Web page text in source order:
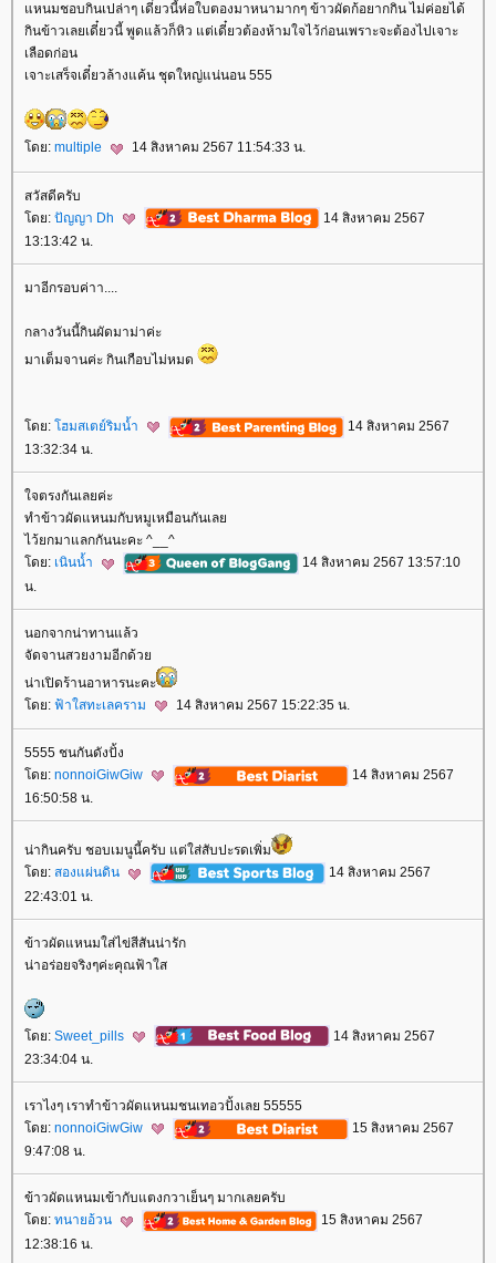
หนมชอบกินเปล่าๆ เดี๋ยวนี้ห่อใบตองมาหนามากๆ ข้าวผัดก้อยากกิน ไม่ค่อยได้
กินข้าวเลยเดี๋ยวนี้ พูดแล้วก็หิว แต่เดี๋ยวต้องห้ามใจไว้ก่อนเพราะจะต้องไปเจาะ
เลือดก่อน
เจาะเสร็จเดี๋ยวล้างแค้น ชุดใหญ่แน่นอน 555
ดย: multiple 14 สิงหาคม 2567 11:54:33 น.
สวัสดีครับ
ดย: ปัญญา Dh
14 สิงหาคม 2567
13:13:42 น.
มาอีกรอบค่าา....
กลางวันนี้กินผัดมาม่าค่ะ
มาเต็มจานค่ะ กินเกือบไม่หมด
ดย: ฮมสเตย์ริมน้ำ
14 สิงหาคม 2567
13:32:34 น.
จตรงกันเลยค่ะ
ทำข้าวผัดแหนมกับหมูเหมือนกันเล
ไว้ยกมาแลกกันนะคะ ^__^
ดย: เนินน้ำ
14 สิงหาคม 2567 13:57:10
น.
นอกจากน่าทานแล้ว
จัดจานสวยงามอีกด้ว
น่าเปิดร้านอาหารนะคะ
ดย: ฟ้าใสทะเลคราม 14 สิงหาคม 2567 15:22:35 น.
5555 ชนกันดังปั้ง
ดย: nonnoiGiwGiw
14 สิงหาคม 2567
16:50:58 น.
น่ากินครับ ชอบเมนูนี้ครับ แต่ใส่สับปะรดเพิ่ม
ดย: สองแผ่นดิน
14 สิงหาคม 2567
22:43:01 น.
ข้าวผัดแหนมใส่ไข่สีสันน่ารัก
น่าอร่อยจริงๆค่ะคุณฟ้าใส
ดย: Sweet_pills
14 สิงหาคม 2567
23:34:04 น.
เราไงๆ เราทำข้าวผัดแหนมชนเทอวปั้งเลย 55555
ดย: nonnoiGiwGiw
15 สิงหาคม 2567
9:47:08 น.
ข้าวผัดแหนมเข้ากับแตงกวาเย็นๆ มากเลยครับ
ดย: ทนายอ้วน
15 สิงหาคม 2567
12:38:16 น.